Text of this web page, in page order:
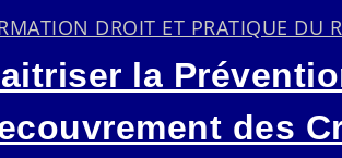
DROIT ET PRATIQUE DU
la
des